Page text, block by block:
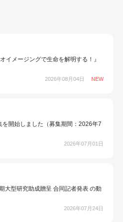
イメージングで生命を解明する！』
2026年08月04日 NEW
開始しました（募集期間：2026年7
2026年07月01日
大型研究助成贈呈 合同記者発表 の動
2026年07月24日